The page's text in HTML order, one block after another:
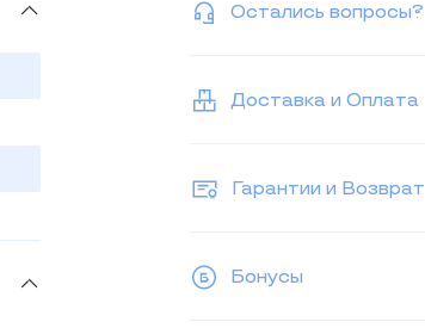
Остались вопросы?
Доставка и Оплата
Гарантии и Возврат
Бонусы